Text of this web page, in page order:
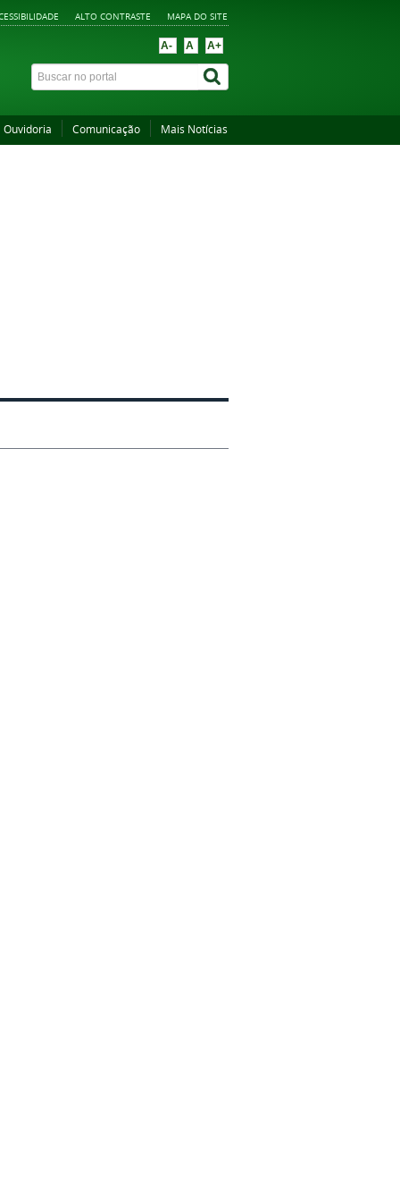
ALTO CONTRASTE MAPA DO SITE
A- A A+
Ouvidoria Comunicação Mais Notícias